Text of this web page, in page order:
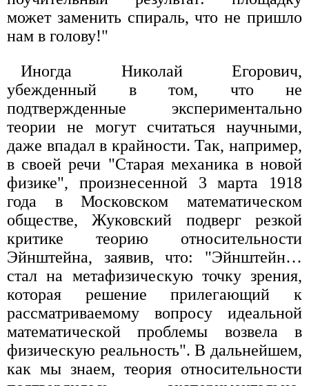
может заменить спираль, что не пришло
нам в голову!"
Иногда Николай Егорович,
убежденный в том, что не
подтвержденные экспериментально
теории не могут считаться научными,
даже впадал в крайности. Так, например,
в своей речи "Старая механика в новой
физике", произнесенной 3 марта 1918
года в Московском математическом
обществе, Жуковский подверг резкой
критике теорию относительности
Эйнштейна, заявив, что: "Эйнштейн…
стал на метафизическую точку зрения,
которая решение прилегающий к
рассматриваемому вопросу идеальной
математической проблемы возвела в
физическую реальность". В дальнейшем,
как мы знаем, теория относительности